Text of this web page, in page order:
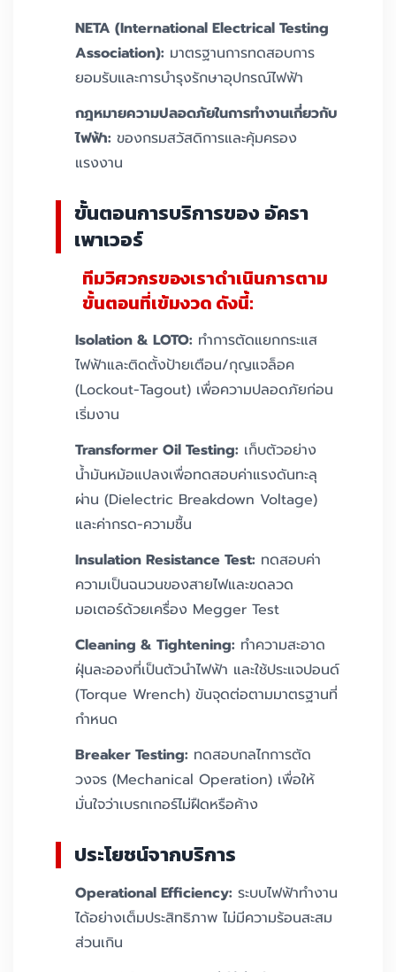
NETA (International Electrical Testing
Association): มาตรฐานการทดสอบการ
ยอมรับและการบำรุงรักษาอุปกรณ์ไฟฟ้า
กฎหมายความปลอดภัยในการทำงานเกี่ยวกับ
ไฟฟ้า: ของกรมสวัสดิการและคุ้มครอง
แรงงาน
ขั้นตอนการบริการของ อัครา
เพาเวอร์
ทีมวิศวกรของเราดำเนินการตาม
ขั้นตอนที่เข้มงวด ดังนี้:
Isolation & LOTO: ทำการตัดแยกกระแส
ไฟฟ้าและติดตั้งป้ายเตือน/กุญแจล็อค
(Lockout-Tagout) เพื่อความปลอดภัยก่อน
เริ่มงาน
Transformer Oil Testing: เก็บตัวอย่าง
น้ำมันหม้อแปลงเพื่อทดสอบค่าแรงดันทะลุ
ผ่าน (Dielectric Breakdown Voltage)
และค่ากรด-ความชื้น
Insulation Resistance Test: ทดสอบค่า
ความเป็นฉนวนของสายไฟและขดลวด
มอเตอร์ด้วยเครื่อง Megger Test
Cleaning & Tightening: ทำความสะอาด
ฝุ่นละอองที่เป็นตัวนำไฟฟ้า และใช้ประแจปอนด์
(Torque Wrench) ขันจุดต่อตามมาตรฐานที่
กำหนด
Breaker Testing: ทดสอบกลไกการตัด
วงจร (Mechanical Operation) เพื่อให้
มั่นใจว่าเบรกเกอร์ไม่ฝืดหรือค้าง
ประโยชน์จากบริการ
Operational Efficiency: ระบบไฟฟ้าทำงาน
ได้อย่างเต็มประสิทธิภาพ ไม่มีความร้อนสะสม
ส่วนเกิน